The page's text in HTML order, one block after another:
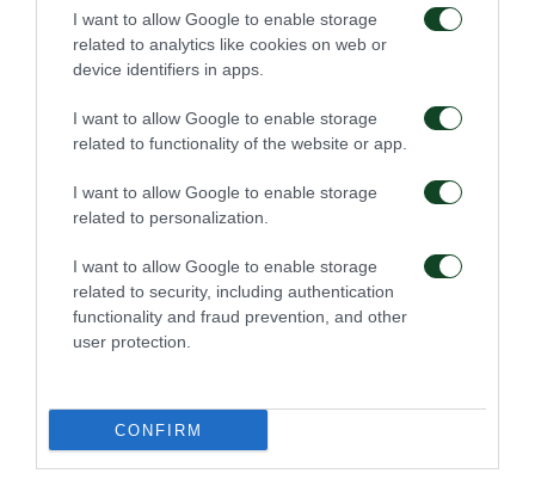
I want to allow Google to enable storage
related to analytics like cookies on web or
device identifiers in apps.
I want to allow Google to enable storage
related to functionality of the website or app.
I want to allow Google to enable storage
related to personalization.
I want to allow Google to enable storage
related to security, including authentication
functionality and fraud prevention, and other
user protection.
CONFIRM